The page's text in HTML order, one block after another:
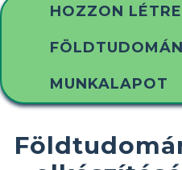
HOZZON
MUNKALAPOT